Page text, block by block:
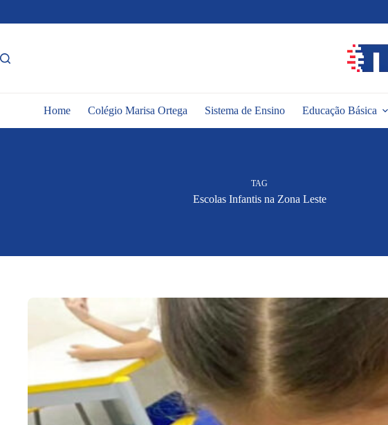
Home Colégio Marisa Ortega Sistema de Ensino Educação Básica
TAG
Escolas Infantis na Zona Leste